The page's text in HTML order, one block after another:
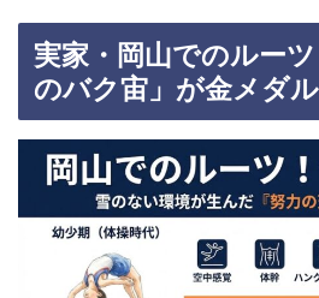
実家・岡山でのルー
のバク宙」が金メダ